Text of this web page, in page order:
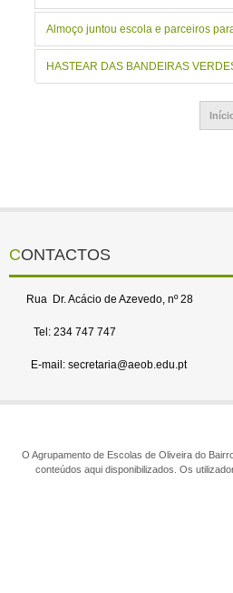
Almoço juntou escola e parceiros
HASTEAR DAS BANDEIRAS
CONTACTOS
Rua Dr. Acácio de Azevedo, nº 28
Tel: 234 747 747
E-mail: secretaria@aeob.edu.pt
O Agrupamento de Escolas de Oliveira do
conteúdos aqui disponibilizados. Os